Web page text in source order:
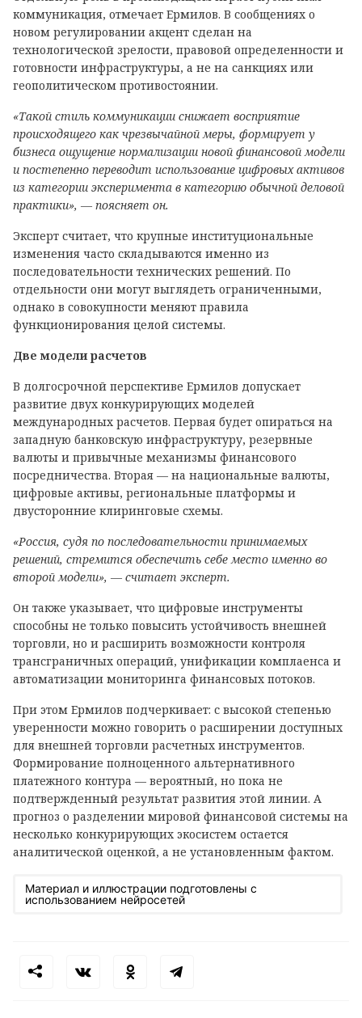
коммуникация, отмечает Ермилов. В сообщениях о
новом регулировании акцент сделан на
технологической зрелости, правовой определенности и
готовности инфраструктуры, а не на санкциях или
геополитическом противостоянии.
«Такой стиль коммуникации снижает восприятие
происходящего как чрезвычайной меры, формирует у
бизнеса ощущение нормализации новой финансовой модели
и постепенно переводит использование цифровых активов
из категории эксперимента в категорию обычной деловой
практики», — поясняет он.
Эксперт считает, что крупные институциональные
изменения часто складываются именно из
последовательности технических решений. По
отдельности они могут выглядеть ограниченными,
однако в совокупности меняют правила
функционирования целой системы.
Две модели расчетов
В долгосрочной перспективе Ермилов допускает
развитие двух конкурирующих моделей
международных расчетов. Первая будет опираться на
западную банковскую инфраструктуру, резервные
валюты и привычные механизмы финансового
посредничества. Вторая — на национальные валюты,
цифровые активы, региональные платформы и
двусторонние клиринговые схемы.
«Россия, судя по последовательности принимаемых
решений, стремится обеспечить себе место именно во
второй модели», — считает эксперт.
Он также указывает, что цифровые инструменты
способны не только повысить устойчивость внешней
торговли, но и расширить возможности контроля
трансграничных операций, унификации комплаенса и
автоматизации мониторинга финансовых потоков.
При этом Ермилов подчеркивает: с высокой степенью
уверенности можно говорить о расширении доступных
для внешней торговли расчетных инструментов.
Формирование полноценного альтернативного
платежного контура — вероятный, но пока не
подтвержденный результат развития этой линии. А
прогноз о разделении мировой финансовой системы на
несколько конкурирующих экосистем остается
аналитической оценкой, а не установленным фактом.
Материал и иллюстрации подготовлены с
использованием нейросетей